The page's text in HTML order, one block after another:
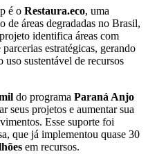
é o Restaura.eco, uma
de áreas degradadas no Brasil,
identifica áreas com
estratégicas, gerando
sustentável de recursos
do programa Paraná Anjo
seus projetos e aumentar sua
Esse suporte foi
que já implementou quase 30
em recursos.